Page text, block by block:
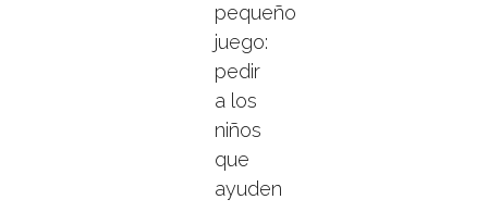
pequeño
juego:
pedir
a los
niños
que
ayuden